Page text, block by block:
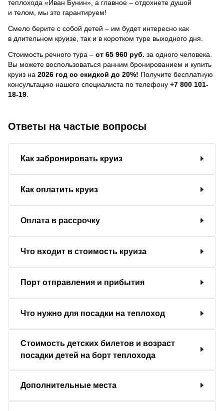
теплохода «Иван Бунин», а главное – отдохнете душой
и телом, мы это гарантируем!
Смело берите с собой детей – им будет интересно как
в длительном круизе, так и в коротком туре выходного дня.
Стоимость речного тура – от 65 960 руб. за одного человека.
Вы можете воспользоваться ранним бронированием и купить
круиз на 2026 год со скидкой до 20%! Получите бесплатную
консультацию нашего специалиста по телефону +7 800 101-
18-19
Ответы на частые вопросы
Как забронировать круиз
Как оплатить круиз
Оплата в рассрочку
Что входит в стоимость круиза
Порт отправления и прибытия
Что нужно для посадки на теплоход
Стоимость детских билетов и возраст
посадки детей на борт теплохода
Дополнительные места